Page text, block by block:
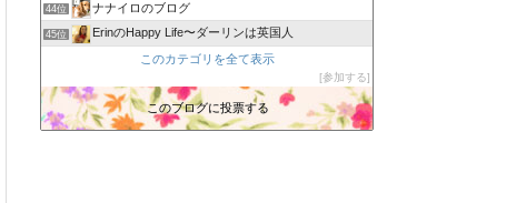
44位 ナナイロのブログ
45位 ErinのHappy Life〜ダーリンは英国人
『なんちゃって菜園』
48位 るなちゃんといつも一緒
49位 愛車のみえる家-愛犬と一緒にシンプルモダンライフ!?
このカテゴリを全て表示
参加する
このブログに投票する